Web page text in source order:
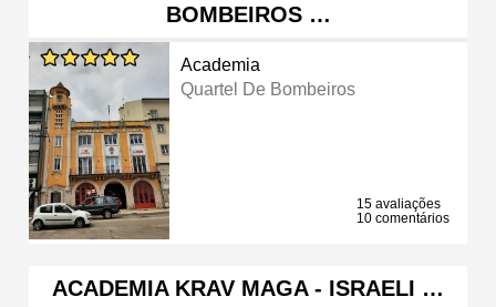
BOMBEIROS …
Academia
Quartel De Bombeiros
15 avaliações
10 comentários
ACADEMIA KRAV MAGA - ISRAELI …